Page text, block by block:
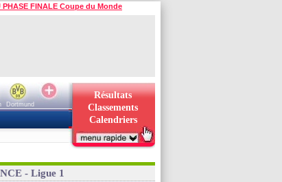
PHASE FINALE Coupe du Monde
Dortmund
Résultats
Classements
Calendriers
- Ligue 1